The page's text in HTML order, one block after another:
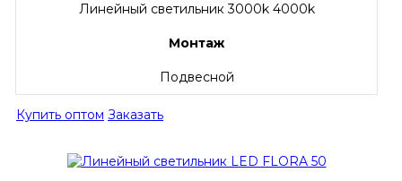
Линейный светильник 3000k 4000k
Монтаж
Подвесной
Купить оптом Заказать